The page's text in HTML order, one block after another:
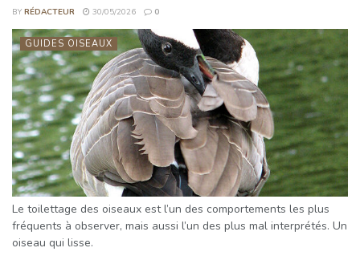
BY RÉDACTEUR 30/05/2026 0
GUIDES OISEAUX
Le toilettage des oiseaux est l’un des comportements les plus
fréquents à observer, mais aussi l’un des plus mal interprétés. Un
oiseau qui lisse.